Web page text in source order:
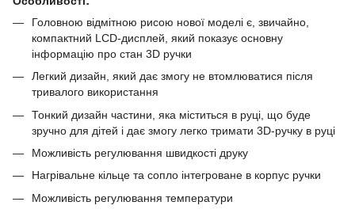
Головною відмітною рисою нової моделі є, звичайно,
компактний LCD-дисплей, який показує основну
інформацію про стан 3D ручки
Легкий дизайн, який дає змогу не втомлюватися після
тривалого використання
Тонкий дизайн частини, яка міститься в руці, що буде
зручно для дітей і дає змогу легко тримати 3D-ручку в руці
Можливість регулювання швидкості друку
Нагрівальне кільце та сопло інтегроване в корпус ручки
Можливість регулювання температури